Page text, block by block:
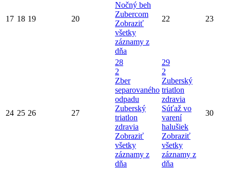
17 18 19 20
Nočný beh
Zubercom
Zobraziť
všetky
záznamy z
dňa
22 23
24 25 26 27
28
2
Zber
separovaného
odpadu
Zuberský
triatlon
zdravia
Zobraziť
všetky
záznamy z
dňa
29
2
Zuberský
triatlon
zdravia
Súťaž vo
varení
halušiek
Zobraziť
všetky
záznamy z
dňa
30